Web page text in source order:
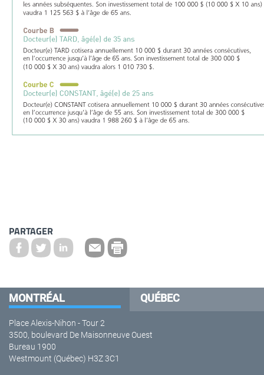
PARTAGER
MONTRÉAL QUÉBEC
Place Alexis-Nihon - Tour 2
3500, boulevard De Maisonneuve Ouest
Bureau 1900
Westmount (Québec) H3Z 3C1